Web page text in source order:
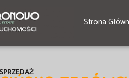
Strona